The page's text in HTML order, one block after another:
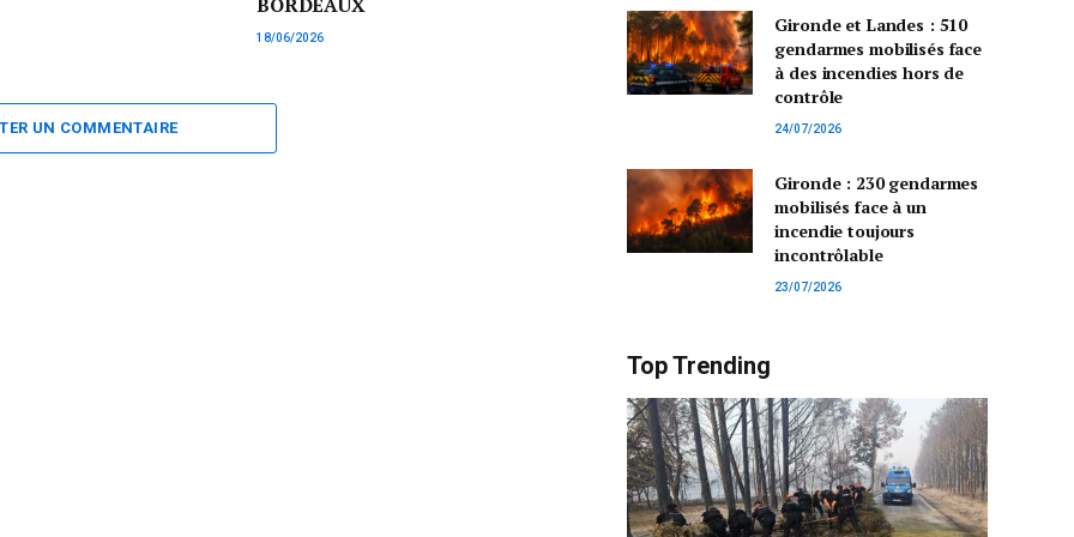
18/06/2026
UN COMMENTAIRE
Gironde et Landes : 510
gendarmes mobilisés face
à des incendies hors de
contrôle
24/07/2026
Gironde : 230 gendarmes
mobilisés face à un
incendie toujours
incontrôlable
23/07/2026
Top Trending